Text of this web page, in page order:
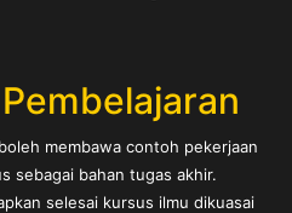
membawa contoh pekerjaan
sebagai bahan tugas akhir.
selesai kursus ilmu dikuasai